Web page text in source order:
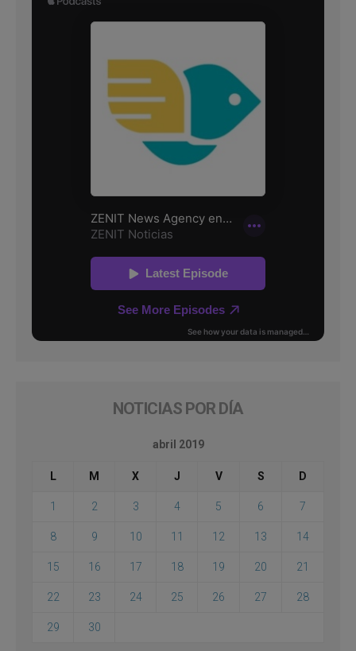
NOTICIAS POR DÍA
abril 2019
L M X J V S D
1 2 3 4 5 6 7
8 9 10 11 12 13 14
15 16 17 18 19 20 21
22 23 24 25 26 27 28
29 30